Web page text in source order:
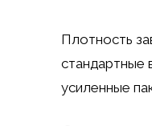
Плотность
стандартные
усиленные